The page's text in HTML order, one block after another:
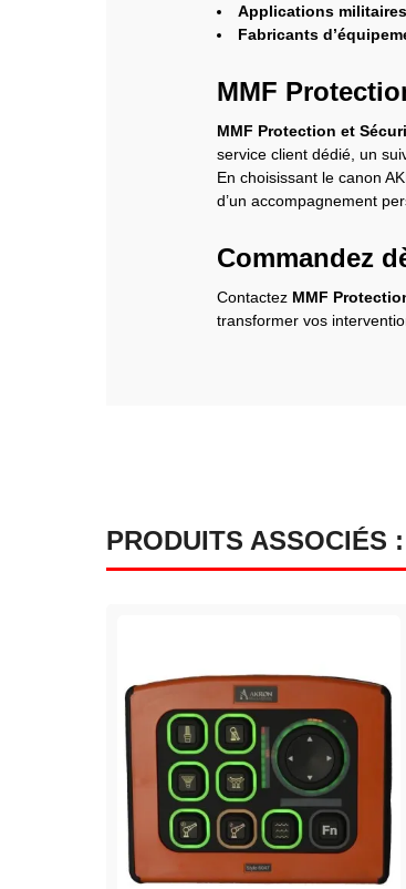
Applications militaires
Fabricants
MMF
MMF Protection et
service client dédié, un
En choisissant le canon
d’un accompagnement
Commandez
Contactez MMF
transformer vos
PRODUITS ASSOCIÉS :